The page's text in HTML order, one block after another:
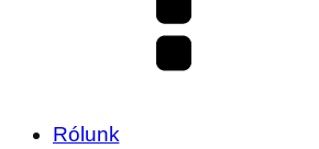
Rólunk